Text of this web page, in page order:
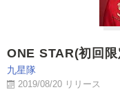
ONE STAR(初回限
九星隊
2019/08/20 リリース